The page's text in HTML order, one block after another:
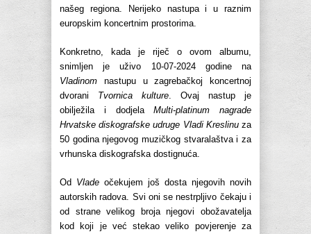
našeg regiona. Nerijeko nastupa i u raznim
europskim koncertnim prostorima.
Konkretno, kada je riječ o ovom albumu,
snimljen je uživo 10-07-2024 godine na
Vladinom nastupu u zagrebačkoj koncertnoj
dvorani Tvornica kulture . Ovaj nastup je
obilježila i dodjelaMulti-platinum nagrade
Hrvatske diskografske udruge Vladi Kreslinuza
50 godina njegovog muzičkog stvaralaštva i za
vrhunska diskografska dostignuća.
Od Vlade očekujem još dosta njegovih novih
autorskih radova. Svi oni se nestrpljivo čekaju i
od strane velikog broja njegovi obožavatelja
kod koji je već stekao veliko povjerenje za